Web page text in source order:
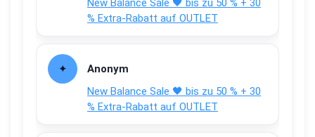
% Extra-Rabatt auf OUTLET
Anonym
New Balance Sale 🖤 bis zu 50 % + 30
% Extra-Rabatt auf OUTLET